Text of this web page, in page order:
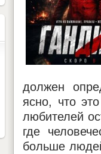
должен
ясно, что
любителей
где
больше